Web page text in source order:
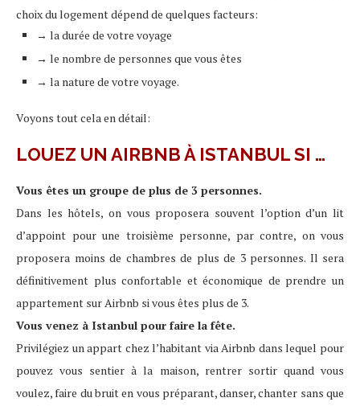
choix du logement dépend de quelques facteurs:
→ la durée de votre voyage
→ le nombre de personnes que vous êtes
→ la nature de votre voyage.
Voyons tout cela en détail:
LOUEZ UN AIRBNB À ISTANBUL SI …
Vous êtes un groupe de plus de 3 personnes.
Dans les hôtels, on vous proposera souvent l’option d’un lit
d’appoint pour une troisième personne, par contre, on vous
proposera moins de chambres de plus de 3 personnes. Il sera
définitivement plus confortable et économique de prendre un
appartement sur Airbnb si vous êtes plus de 3.
Vous venez à Istanbul pour faire la fête.
Privilégiez un appart chez l’habitant via Airbnb dans lequel pour
pouvez vous sentier à la maison, rentrer sortir quand vous
voulez, faire du bruit en vous préparant, danser, chanter sans que